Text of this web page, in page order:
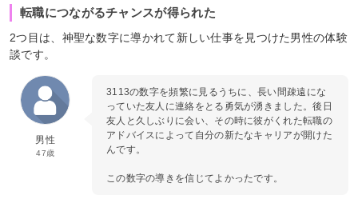
転職につながるチャンスが得られた
2つ目は、神聖な数字に導かれて新しい仕事を見つけた男性の体験
談です。
男性
47歳
3113の数字を頻繁に見るうちに、長い間疎遠にな
っていた友人に連絡をとる勇気が湧きました。後日
友人と久しぶりに会い、その時に彼がくれた転職の
アドバイスによって自分の新たなキャリアが開けた
んです。
この数字の導きを信じてよかったです。